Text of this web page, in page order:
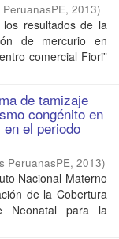
, 2013)
resultados de la
de mercurio en
comercial Fiori”
de tamizaje
congénito en
el periodo
PeruanasPE, 2013)
Nacional Materno
de la Cobertura
Neonatal para la